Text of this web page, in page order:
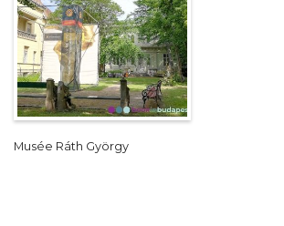
Musée Ráth György